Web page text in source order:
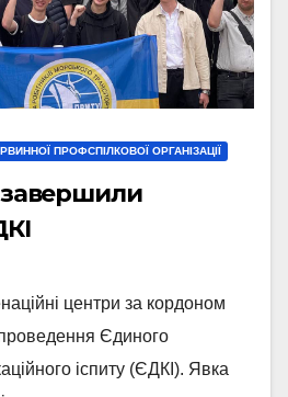
ПРОФСПІЛКОВОЇ ОРГАНІЗАЦІЇ
центри за кордоном
Єдиного
іспиту (ЄДКІ). Явка